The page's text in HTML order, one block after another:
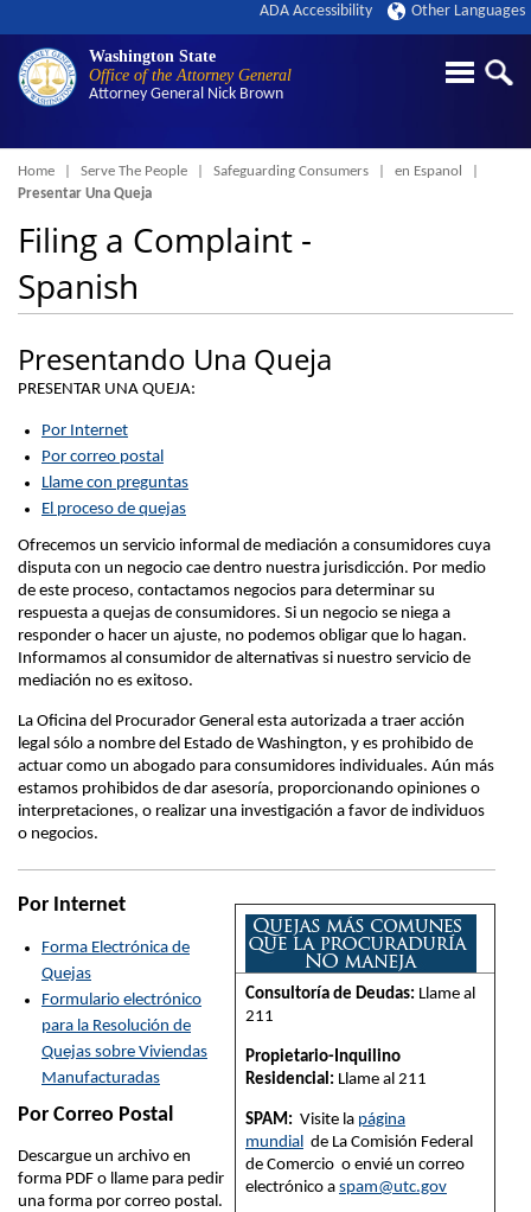
Washington State
Office of the Attorney General
Attorney General Nick Brown
ADA Accessibility Other Languages
Breadcrumb
Home Serve The People Safeguarding Consumers
en Espanol
Presentar Una Queja
Filing a Complaint -
Spanish
Presentando Una Queja
PRESENTAR UNA QUEJA:
Por Internet
Por correo postal
Llame con preguntas
El proceso de quejas
Ofrecemos un servicio informal de mediación a consumidores cuya
disputa con un negocio cae dentro nuestra jurisdicción. Por medio
de este proceso, contactamos negocios para determinar su
respuesta a quejas de consumidores. Si un negocio se niega a
responder o hacer un ajuste, no podemos obligar que lo hagan.
Informamos al consumidor de alternativas si nuestro servicio de
mediación no es exitoso.
La Oficina del Procurador General esta autorizada a traer acción
legal sólo a nombre del Estado de Washington, y es prohibido de
actuar como un abogado para consumidores individuales. Aún más
estamos prohibidos de dar asesoría, proporcionando opiniones o
interpretaciones, o realizar una investigación a favor de individuos
o negocios.
Consultoría de Deudas: Llame al
211
Propietario-Inquilino
Residencial: Llame al 211
SPAM: Visite la página
mundial de La Comisión Federal
de Comercio o envié un correo
electrónico a spam@utc.gov
Por Internet
Forma Electrónica de
Quejas
Formulario electrónico
para la Resolución de
Quejas sobre Viviendas
Manufacturadas
Por Correo Postal
Descargue un archivo en
forma PDF o llame para pedir
una forma por correo postal.